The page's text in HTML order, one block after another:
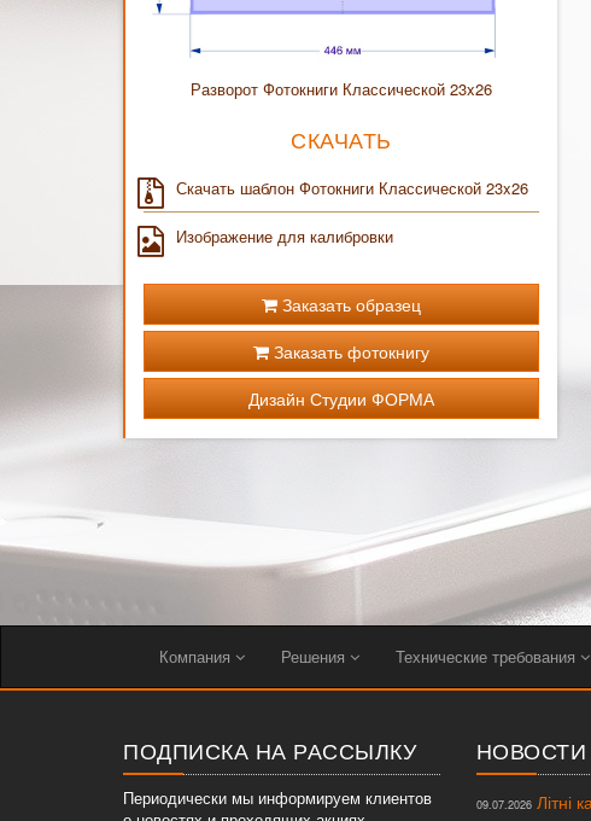
Разворот Фотокниги Классической 23x26
СКАЧАТЬ
Скачать шаблон Фотокниги Классической 23x26
Изображение для калибровки
Заказать образец
Заказать фотокнигу
Дизайн Студии ФОРМА
Компания Решения Технические требования
ПОДПИСКА НА РАССЫЛКУ
Периодически мы информируем клиентов
НОВОСТИ
09.07.2026Літні